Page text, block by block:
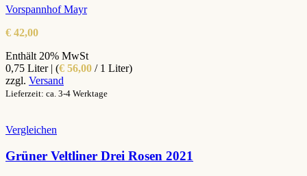
Vorspannhof Mayr
€ 42,00
Enthält 20% MwSt
0,75 Liter | (€ 56,00 / 1 Liter)
zzgl. Versand
Lieferzeit: ca. 3-4 Werktage
Vergleichen
Grüner Veltliner Drei Rosen 2021